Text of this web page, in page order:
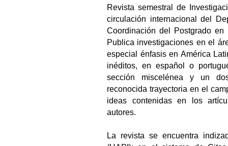
Revista semestral de
circulación internacional del
Coordinación del Postgrado
Publica investigaciones en el
especial énfasis en América
inéditos, en español o
sección miscelénea y un
reconocida trayectoria en el
ideas contenidas en los
autores.
La revista se encuentra